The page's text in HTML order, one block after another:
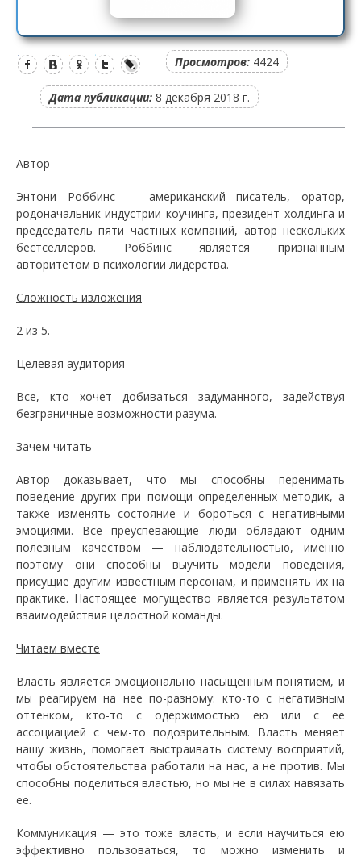
Просмотров: 4424
Дата публикации: 8 декабря 2018 г.
Автор
Энтони Роббинс — американский писатель, оратор,
родоначальник индустрии коучинга, президент холдинга и
председатель пяти частных компаний, автор нескольких
бестселлеров. Роббинс является признанным
авторитетом в психологии лидерства.
Сложность изложения
2 из 5.
Целевая аудитория
Все, кто хочет добиваться задуманного, задействуя
безграничные возможности разума.
Зачем читать
Автор доказывает, что мы способны перенимать
поведение других при помощи определенных методик, а
также изменять состояние и бороться с негативными
эмоциями. Все преуспевающие люди обладают одним
полезным качеством — наблюдательностью, именно
поэтому они способны выучить модели поведения,
присущие другим известным персонам, и применять их на
практике. Настоящее могущество является результатом
взаимодействия целостной команды.
Читаем вместе
Власть является эмоционально насыщенным понятием, и
мы реагируем на нее по-разному: кто-то с негативным
оттенком, кто-то с одержимостью ею или с ее
ассоциацией с чем-то подозрительным. Власть меняет
нашу жизнь, помогает выстраивать систему восприятий,
чтобы обстоятельства работали на нас, а не против. Мы
способны поделиться властью, но мы не в силах навязать
ее.
Коммуникация — это тоже власть, и если научиться ею
эффективно пользоваться, то можно изменить и